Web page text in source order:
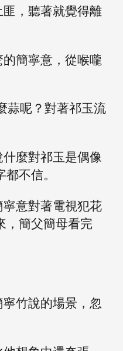
，聽著就覺得離
簡寧意，從喉嚨
蒜呢？對著祁玉流
麼對祁玉是偶像
不信。
意對著電視犯花
，簡父簡母看完
竹說的場景，忽